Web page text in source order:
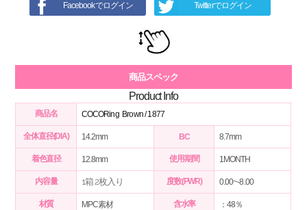
Facebookでログイン Twitterでログイン
商品スペック
Product Info
商品名 COCORing Brown / 1877
全体直径(DIA) 14.2mm BC 8.7mm
着色直径 12.8mm 使用期間 1MONTH
内容量 1箱 2枚入り 度数(PWR) 0.00~-8.00
材質 MPC素材 含水率 ：48％